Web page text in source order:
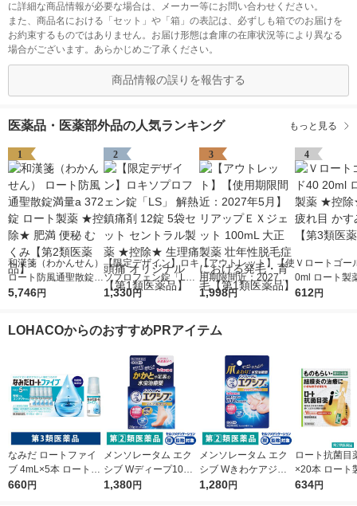
に詳細な商品情報が必要な場合は、メーカー等にお問い合わせください。
また、商品名における「セット」や「箱」の表記は、必ずしも箱でのお届けを
お約束するものではありません。お届け形態は倉庫の在庫状況等により異なる
場合がございます。あらかじめご了承ください。
商品情報の誤りを報告する
医薬品・医薬部外品の人気ランキング もっと見る
1
和漢箋（わかんせん）
ロート防風通聖散錠満
量a 372錠 ロート製薬
5,746円
2
【限定デザイン】ロキ
ソプロフェン錠「L
S」 解熱鎮痛剤 12錠
頭痛 オリジナル【第1
1,330円
3
【アウトレット】【使
用期限間近：2027年5
月】リアップＥＸジェ
発毛・育毛【第1類医
1,998円
4
Ｖロートゴー
0ml ロート製
除★ 目薬 疲
612円
LOHACOからのおすすめPRアイテム
なみだ ロートファイ
ブ 4mL×5本 ロート製
薬 目薬 乾き目 疲れ目
660円
メンソレータム エク
シブ Wディープ10ク
リーム ロート製薬★
1,380円
メンソレータム エク
シブ Wきわケアジェ
ル 15g ロート製薬 ★
1,280円
ロート抗菌目
×20本 ロート
薬 ものもらい
634円